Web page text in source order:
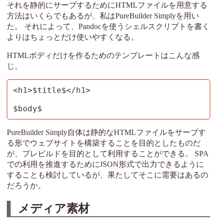
それを静的にサーブするためにHTMLファイルを用意する
方法はいくらでもあるが、私はPureBuilder Simplyを用い
た。 それによって、Pandocを使うシェルスクリプトを書く
よりはちょっとだけ使いやすくなる。
HTMLボディだけを作るためのテンプレートはこんな感
じ。
<h1>$title$</h1>
$body$
PureBuilder Simply自体は静的なHTMLファイルをサーブす
る形でウェブサイトを構築することを目的としたものだ
が、プレビルドを目的として利用することができる。 SPA
での利用を推進するためにJSON形式で出力できるように
することも検討しているが、果たしてそこに需要はあるの
だろうか。
メディア素材